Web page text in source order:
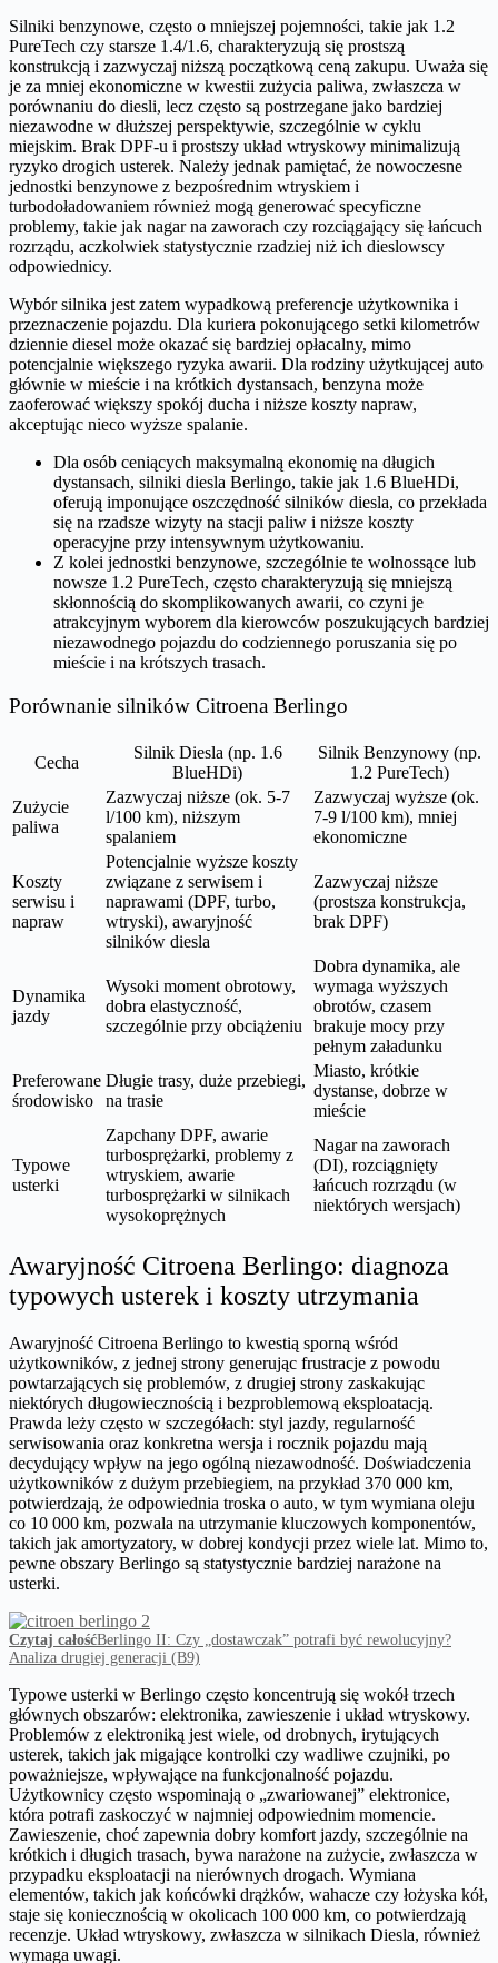
Silniki benzynowe, często o mniejszej pojemności, takie jak 1.2
PureTech czy starsze 1.4/1.6, charakteryzują się prostszą
konstrukcją i zazwyczaj niższą początkową ceną zakupu. Uważa się
je za mniej ekonomiczne w kwestii zużycia paliwa, zwłaszcza w
porównaniu do diesli, lecz często są postrzegane jako bardziej
niezawodne w dłuższej perspektywie, szczególnie w cyklu
miejskim. Brak DPF-u i prostszy układ wtryskowy minimalizują
ryzyko drogich usterek. Należy jednak pamiętać, że nowoczesne
jednostki benzynowe z bezpośrednim wtryskiem i
turbodoładowaniem również mogą generować specyficzne
problemy, takie jak nagar na zaworach czy rozciągający się łańcuch
rozrządu, aczkolwiek statystycznie rzadziej niż ich dieslowscy
odpowiednicy.
Wybór silnika jest zatem wypadkową preferencje użytkownika i
przeznaczenie pojazdu. Dla kuriera pokonującego setki kilometrów
dziennie diesel może okazać się bardziej opłacalny, mimo
potencjalnie większego ryzyka awarii. Dla rodziny użytkującej auto
głównie w mieście i na krótkich dystansach, benzyna może
zaoferować większy spokój ducha i niższe koszty napraw,
akceptując nieco wyższe spalanie.
Dla osób ceniących maksymalną ekonomię na długich
dystansach, silniki diesla Berlingo, takie jak 1.6 BlueHDi,
oferują imponujące oszczędność silników diesla, co przekłada
się na rzadsze wizyty na stacji paliw i niższe koszty
operacyjne przy intensywnym użytkowaniu.
Z kolei jednostki benzynowe, szczególnie te wolnossące lub
nowsze 1.2 PureTech, często charakteryzują się mniejszą
skłonnością do skomplikowanych awarii, co czyni je
atrakcyjnym wyborem dla kierowców poszukujących bardziej
niezawodnego pojazdu do codziennego poruszania się po
mieście i na krótszych trasach.
Porównanie silników Citroena Berlingo
Cecha
Silnik Diesla (np. 1.6
BlueHDi)
Silnik Benzynowy (np.
1.2 PureTech)
Zużycie
paliwa
Zazwyczaj niższe (ok. 5-7
l/100 km), niższym
spalaniem
Zazwyczaj wyższe (ok.
7-9 l/100 km), mniej
ekonomiczne
Koszty
serwisu i
napraw
Potencjalnie wyższe koszty
związane z serwisem i
naprawami (DPF, turbo,
wtryski), awaryjność
silników diesla
Zazwyczaj niższe
(prostsza konstrukcja,
brak DPF)
Dynamika
jazdy
Wysoki moment obrotowy,
dobra elastyczność,
szczególnie przy obciążeniu
Dobra dynamika, ale
wymaga wyższych
obrotów, czasem
brakuje mocy przy
pełnym załadunku
Preferowane
środowisko
Długie trasy, duże przebiegi,
na trasie
Miasto, krótkie
dystanse, dobrze w
mieście
Typowe
usterki
Zapchany DPF, awarie
turbosprężarki, problemy z
wtryskiem, awarie
turbosprężarki w silnikach
wysokoprężnych
Nagar na zaworach
(DI), rozciągnięty
łańcuch rozrządu (w
niektórych wersjach)
Awaryjność Citroena Berlingo: diagnoza
typowych usterek i koszty utrzymania
Awaryjność Citroena Berlingo to kwestią sporną wśród
użytkowników, z jednej strony generując frustracje z powodu
powtarzających się problemów, z drugiej strony zaskakując
niektórych długowiecznością i bezproblemową eksploatacją.
Prawda leży często w szczegółach: styl jazdy, regularność
serwisowania oraz konkretna wersja i rocznik pojazdu mają
decydujący wpływ na jego ogólną niezawodność. Doświadczenia
użytkowników z dużym przebiegiem, na przykład 370 000 km,
potwierdzają, że odpowiednia troska o auto, w tym wymiana oleju
co 10 000 km, pozwala na utrzymanie kluczowych komponentów,
takich jak amortyzatory, w dobrej kondycji przez wiele lat. Mimo to,
pewne obszary Berlingo są statystycznie bardziej narażone na
usterki.
Czytaj całośćBerlingo II: Czy „dostawczak” potrafi być rewolucyjny?
Analiza drugiej generacji (B9)
Typowe usterki w Berlingo często koncentrują się wokół trzech
głównych obszarów: elektronika, zawieszenie i układ wtryskowy.
Problemów z elektroniką jest wiele, od drobnych, irytujących
usterek, takich jak migające kontrolki czy wadliwe czujniki, po
poważniejsze, wpływające na funkcjonalność pojazdu.
Użytkownicy często wspominają o „zwariowanej” elektronice,
która potrafi zaskoczyć w najmniej odpowiednim momencie.
Zawieszenie, choć zapewnia dobry komfort jazdy, szczególnie na
krótkich i długich trasach, bywa narażone na zużycie, zwłaszcza w
przypadku eksploatacji na nierównych drogach. Wymiana
elementów, takich jak końcówki drążków, wahacze czy łożyska kół,
staje się koniecznością w okolicach 100 000 km, co potwierdzają
recenzje. Układ wtryskowy, zwłaszcza w silnikach Diesla, również
wymaga uwagi.